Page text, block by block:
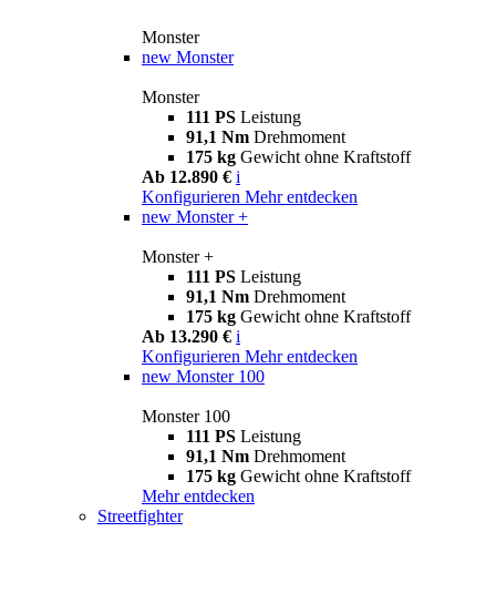
Monster
new Monster
Monster
111 PS Leistung
91,1 Nm Drehmoment
175 kg Gewicht ohne Kraftstoff
Ab 12.890 € i
Konfigurieren Mehr entdecken
new Monster +
Monster +
111 PS Leistung
91,1 Nm Drehmoment
175 kg Gewicht ohne Kraftstoff
Ab 13.290 € i
Konfigurieren Mehr entdecken
new Monster 100
Monster 100
111 PS Leistung
91,1 Nm Drehmoment
175 kg Gewicht ohne Kraftstoff
Mehr entdecken
Streetfighter